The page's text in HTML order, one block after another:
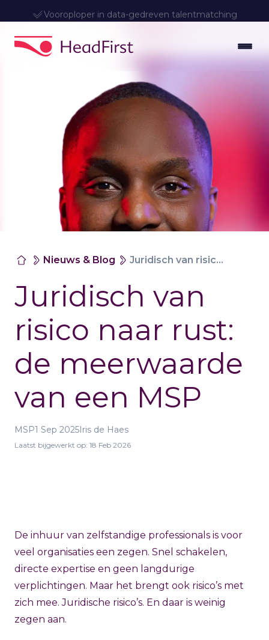
Vooroploper in data-gedreven talentmatching
Nieuws & Blog Juridisch van risico naar rust: de meerwaarde van een MSP
Juridisch van
risico naar rust:
de meerwaarde
van een MSP
MSP1 Sep 2025Iris de Haes
Laatst bijgewerkt op: 18 Feb 2026
De inhuur van zelfstandige professionals is voor
veel organisaties een zegen. Snel schakelen,
directe expertise en geen langdurige
verplichtingen. Maar het brengt ook risico’s met
zich mee. Juridische risico’s. En daar is weinig
zegen aan.